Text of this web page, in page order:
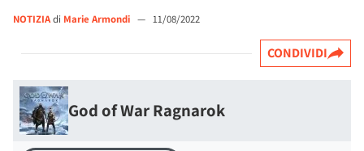
NOTIZIAdi Marie Armondi — 11/08/2022
CONDIVIDI
God of War Ragnarok